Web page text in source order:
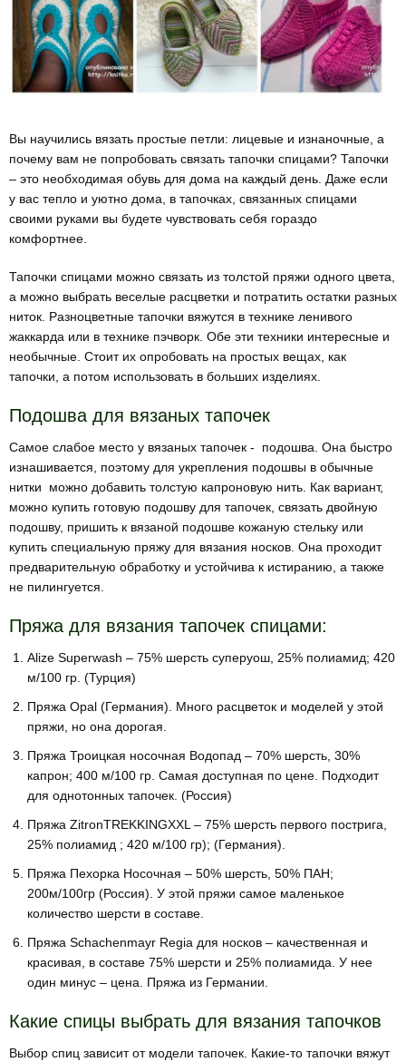
Вы научились вязать простые петли: лицевые и изнаночные, а
почему вам не попробовать связать тапочки спицами? Тапочки
– это необходимая обувь для дома на каждый день. Даже если
у вас тепло и уютно дома, в тапочках, связанных спицами
своими руками вы будете чувствовать себя гораздо
комфортнее.
Тапочки спицами можно связать из толстой пряжи одного цвета,
а можно выбрать веселые расцветки и потратить остатки разных
ниток. Разноцветные тапочки вяжутся в технике ленивого
жаккарда или в технике пэчворк. Обе эти техники интересные и
необычные. Стоит их опробовать на простых вещах, как
тапочки, а потом использовать в больших изделиях.
Подошва для вязаных тапочек
Самое слабое место у вязаных тапочек - подошва. Она быстро
изнашивается, поэтому для укрепления подошвы в обычные
нитки можно добавить толстую капроновую нить. Как вариант,
можно купить готовую подошву для тапочек, связать двойную
подошву, пришить к вязаной подошве кожаную стельку или
купить специальную пряжу для вязания носков. Она проходит
предварительную обработку и устойчива к истиранию, а также
не пилингуется.
Пряжа для вязания тапочек спицами:
Alize Superwash – 75% шерсть суперуош, 25% полиамид; 420
м/100 гр. (Турция)
Пряжа Opal (Германия). Много расцветок и моделей у этой
пряжи, но она дорогая.
Пряжа Троицкая носочная Водопад – 70% шерсть, 30%
капрон; 400 м/100 гр. Самая доступная по цене. Подходит
для однотонных тапочек. (Россия)
Пряжа ZitronTREKKINGXXL – 75% шерсть первого пострига,
25% полиамид ; 420 м/100 гр); (Германия).
Пряжа Пехорка Носочная – 50% шерсть, 50% ПАН;
200м/100гр (Россия). У этой пряжи самое маленькое
количество шерсти в составе.
Пряжа Schachenmayr Regia для носков – качественная и
красивая, в составе 75% шерсти и 25% полиамида. У нее
один минус – цена. Пряжа из Германии.
Какие спицы выбрать для вязания тапочков
Выбор спиц зависит от модели тапочек. Какие-то тапочки вяжут